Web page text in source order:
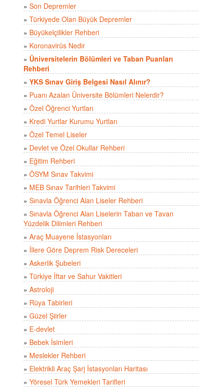
» Son Depremler
» Türkiyede Olan Büyük Depremler
» Büyükelçilikler Rehberi
» Koronavirüs Nedir
» Üniversitelerin Bölümleri ve Taban Puanları
Rehberi
» YKS Sınav Giriş Belgesi Nasıl Alınır?
» Puanı Azalan Üniversite Bölümleri Nelerdir?
» Özel Öğrenci Yurtları
» Kredi Yurtlar Kurumu Yurtları
» Özel Temel Liseler
» Devlet ve Özel Okullar Rehberi
» Eğitim Rehberi
» ÖSYM Sınav Takvimi
» MEB Sınav Tarihleri Takvimi
» Sınavla Öğrenci Alan Liseler Rehberi
» Sınavla Öğrenci Alan Liselerin Taban ve Tavan
Yüzdelik Dilimleri Rehberi
» Araç Muayene İstasyonları
» İllere Göre Deprem Risk Dereceleri
» Askerlik Şubeleri
» Türkiye İftar ve Sahur Vakitleri
» Astroloji
» Rüya Tabirleri
» Güzel Şiirler
» E-devlet
» Bebek İsimleri
» Meslekler Rehberi
» Elektrikli Araç Şarj İstasyonları Haritası
» Yöresel Türk Yemekleri Tarifleri